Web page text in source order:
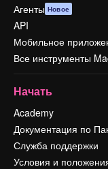
Агенты Новое
API
Мобильное
Все инструменты
Начать
Academy
Документация по
Служба поддержки
Условия и